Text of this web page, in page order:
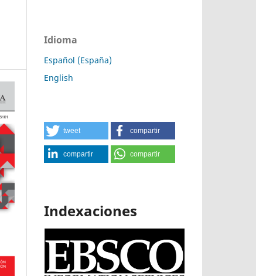
Idioma
Español (España)
English
tweet compartir
compartir compartir
Indexaciones